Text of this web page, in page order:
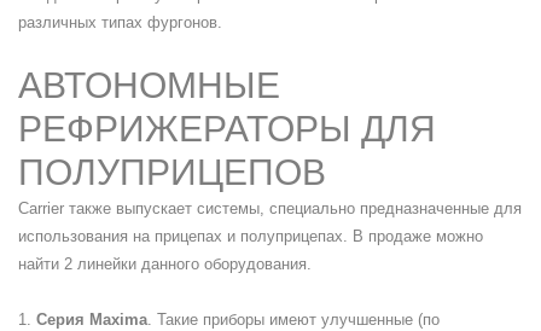
различных типах фургонов.
АВТОНОМНЫЕ
РЕФРИЖЕРАТОРЫ ДЛЯ
ПОЛУПРИЦЕПОВ
Carrier также выпускает системы, специально предназначенные для
использования на прицепах и полуприцепах. В продаже можно
найти 2 линейки данного оборудования.
1. Серия Maxima . Такие приборы имеют улучшенные (по